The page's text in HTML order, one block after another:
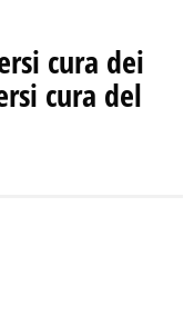
cura dei
cura del